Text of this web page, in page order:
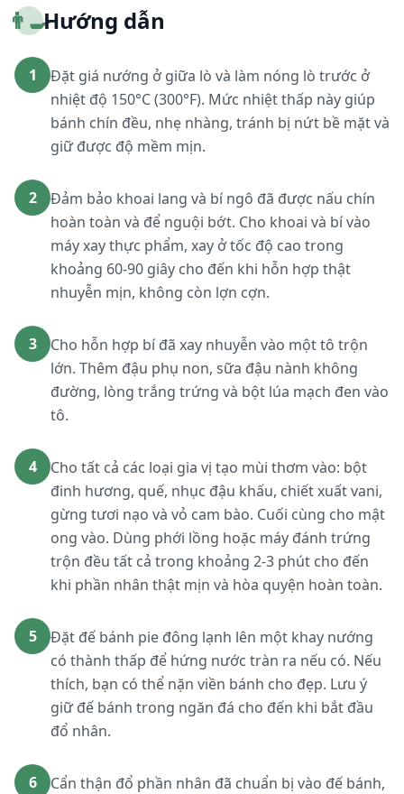
👨‍🍳Hướng dẫn
1
Đặt giá nướng ở giữa lò và làm nóng lò trước ở
nhiệt độ 150°C (300°F). Mức nhiệt thấp này giúp
bánh chín đều, nhẹ nhàng, tránh bị nứt bề mặt và
giữ được độ mềm mịn.
2
Đảm bảo khoai lang và bí ngô đã được nấu chín
hoàn toàn và để nguội bớt. Cho khoai và bí vào
máy xay thực phẩm, xay ở tốc độ cao trong
khoảng 60-90 giây cho đến khi hỗn hợp thật
nhuyễn mịn, không còn lợn cợn.
3
Cho hỗn hợp bí đã xay nhuyễn vào một tô trộn
lớn. Thêm đậu phụ non, sữa đậu nành không
đường, lòng trắng trứng và bột lúa mạch đen vào
tô.
4
Cho tất cả các loại gia vị tạo mùi thơm vào: bột
đinh hương, quế, nhục đậu khấu, chiết xuất vani,
gừng tươi nạo và vỏ cam bào. Cuối cùng cho mật
ong vào. Dùng phới lồng hoặc máy đánh trứng
trộn đều tất cả trong khoảng 2-3 phút cho đến
khi phần nhân thật mịn và hòa quyện hoàn toàn.
5
Đặt đế bánh pie đông lạnh lên một khay nướng
có thành thấp để hứng nước tràn ra nếu có. Nếu
thích, bạn có thể nặn viền bánh cho đẹp. Lưu ý
giữ đế bánh trong ngăn đá cho đến khi bắt đầu
đổ nhân.
6
Cẩn thận đổ phần nhân đã chuẩn bị vào đế bánh,